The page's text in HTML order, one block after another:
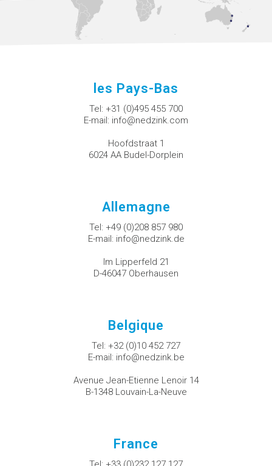
les Pays-Bas
Tel: +31 (0)495 455 700
E-mail: info@nedzink.com
Hoofdstraat 1
6024 AA Budel-Dorplein
Allemagne
Tel: +49 (0)208 857 980
E-mail: info@nedzink.de
Im Lipperfeld 21
D-46047 Oberhausen
Belgique
Tel: +32 (0)10 452 727
E-mail: info@nedzink.be
Avenue Jean-Etienne Lenoir 14
B-1348 Louvain-La-Neuve
France